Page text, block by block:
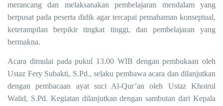
merancang dan melaksanakan pembelajaran mendalam yang
berpusat pada peserta didik agar tercapai pemahaman konseptual,
keterampilan berpikir tingkat tinggi, dan pembelajaran yang
bermakna.
Acara dimulai pada pukul 13.00 WIB dengan pembukaan oleh
Ustaz Fery Subakti, S.Pd., selaku pembawa acara dan dilanjutkan
denganpembacaan ayat suci Al-Qur’an oleh Ustaz Khoirul
Walid, S.Pd. Kegiatan dilanjutkan dengan sambutan dari Kepala